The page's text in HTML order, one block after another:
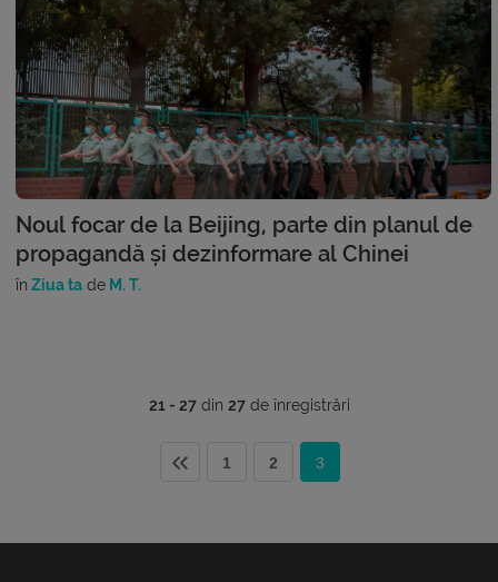
Noul focar de la Beijing, parte din planul de
propagandă și dezinformare al Chinei
în Ziua ta de M. T.
21 - 27din 27de înregistrări
1 2 3